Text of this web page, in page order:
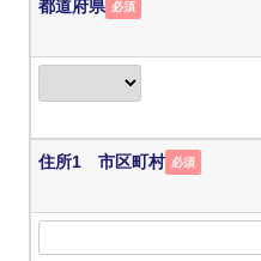
都道府県 必須
住所1 市区町村 必須